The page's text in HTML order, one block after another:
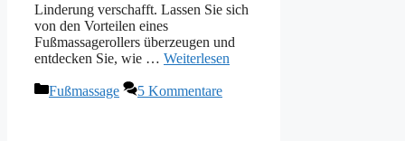
Linderung verschafft. Lassen Sie sich
von den Vorteilen eines
Fußmassagerollers überzeugen und
entdecken Sie, wie … Weiterlesen
Kategorien
Fußmassage 5 Kommentare